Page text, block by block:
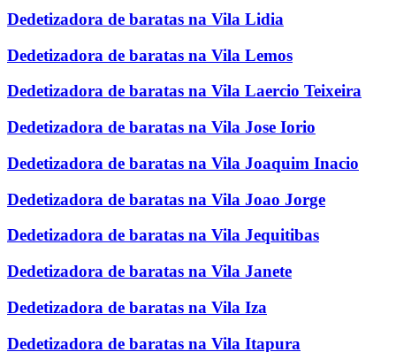
Dedetizadora de baratas na Vila Lidia
Dedetizadora de baratas na Vila Lemos
Dedetizadora de baratas na Vila Laercio Teixeira
Dedetizadora de baratas na Vila Jose Iorio
Dedetizadora de baratas na Vila Joaquim Inacio
Dedetizadora de baratas na Vila Joao Jorge
Dedetizadora de baratas na Vila Jequitibas
Dedetizadora de baratas na Vila Janete
Dedetizadora de baratas na Vila Iza
Dedetizadora de baratas na Vila Itapura